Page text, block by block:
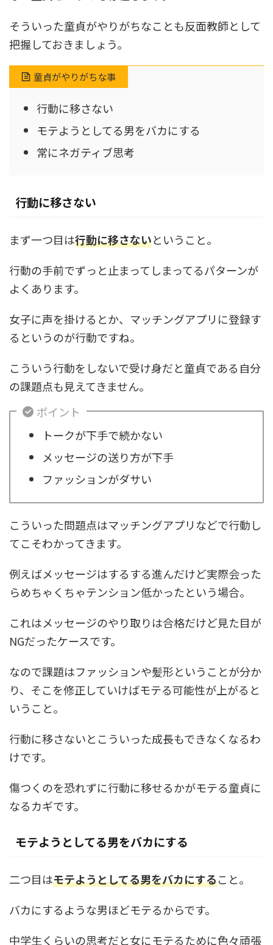
そういった童貞がやりがちなことも反面教師として
把握しておきましょう。
童貞がやりがちな事
行動に移さない
モテようとしてる男をバカにする
常にネガティブ思考
行動に移さない
まず一つ目は行動に移さないということ。
行動の手前でずっと止まってしまってるパターンが
よくあります。
女子に声を掛けるとか、マッチングアプリに登録す
るというのが行動ですね。
こういう行動をしないで受け身だと童貞である自分
の課題点も見えてきません。
ポイント
トークが下手で続かない
メッセージの送り方が下手
ファッションがダサい
こういった問題点はマッチングアプリなどで行動し
てこそわかってきます。
例えばメッセージはするする進んだけど実際会った
らめちゃくちゃテンション低かったという場合。
これはメッセージのやり取りは合格だけど見た目が
NGだったケースです。
なので課題はファッションや髪形ということが分か
り、そこを修正していけばモテる可能性が上がると
いうこと。
行動に移さないとこういった成長もできなくなるわ
けです。
傷つくのを恐れずに行動に移せるかがモテる童貞に
なるカギです。
モテようとしてる男をバカにする
二つ目はモテようとしてる男をバカにすること。
バカにするような男ほどモテるからです。
中学生くらいの思考だと女にモテるために色々頑張